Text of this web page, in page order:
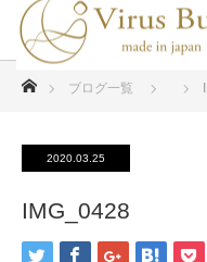
ブログ一覧
2020.03.25
IMG_0428